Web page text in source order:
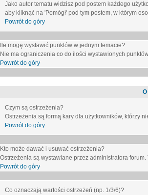
Jako autor tematu widzisz pod postem każdego
aby kliknąć na 'Pomógł' pod tym postem, w którym
Powrót do góry
Ile mogę wystawić punktów w jednym temacie?
Nie ma ograniczenia co do ilości wystawionych
Powrót do góry
Czym są ostrzeżenia?
Ostrzeżenia są formą kary dla użytkowników, którzy
Powrót do góry
Kto może dawać i usuwać ostrzeżenia?
Ostrzeżenia są wystawiane przez administratora
Powrót do góry
Co oznaczają wartości ostrzeżeń (np. 1/3/6)?